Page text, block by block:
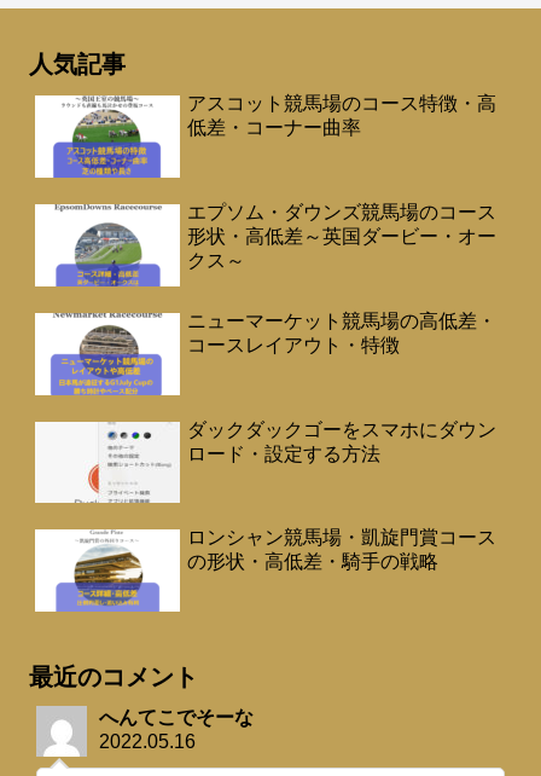
人気記事
アスコット競馬場のコース特徴・高
低差・コーナー曲率
エプソム・ダウンズ競馬場のコース
形状・高低差～英国ダービー・オー
クス～
ニューマーケット競馬場の高低差・
コースレイアウト・特徴
ダックダックゴーをスマホにダウン
ロード・設定する方法
ロンシャン競馬場・凱旋門賞コース
の形状・高低差・騎手の戦略
最近のコメント
へんてこでそーな
2022.05.16